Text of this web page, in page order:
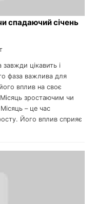
спадаючий січень
завжди цікавить і
фаза важлива для
вплив на своє
зростаючим чи
– це час
Його вплив сприяє